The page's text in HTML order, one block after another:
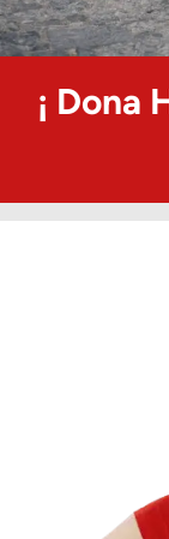
¡ Dona